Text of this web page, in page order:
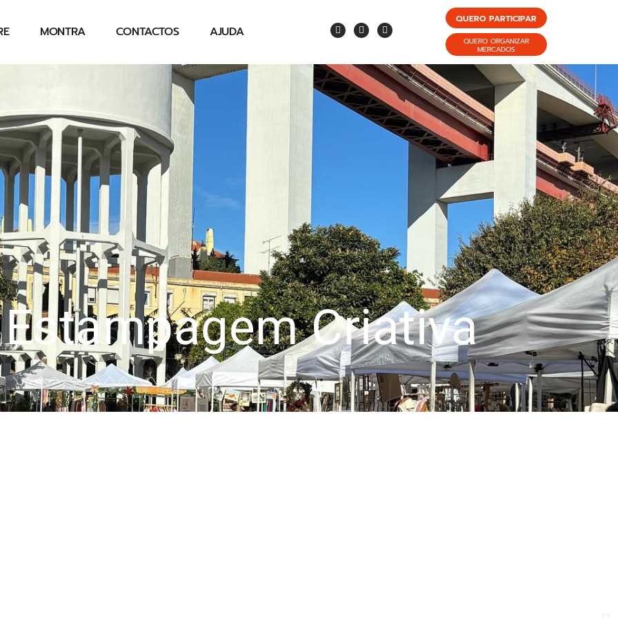
MONTRA CONTACTOS AJUDA
QUERO PARTICIPAR
QUERO ORGANIZAR
MERCADOS
Criativa